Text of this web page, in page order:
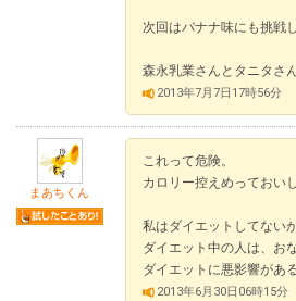
次回はバナナ味にも挑戦
森永乳業さんとタニタさ
2013年7月7日17時56分
まあちくん
これって危険。
カロリー控えめっておい
私はダイエットしてない
ダイエット中の人は、お
ダイエットに悪影響があ
2013年6月30日06時15分